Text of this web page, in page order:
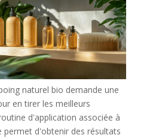
naturel bio demande une
en tirer les meilleurs
d'application associée à
permet d'obtenir des résultats